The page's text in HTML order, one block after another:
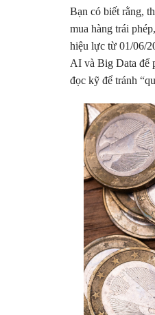
Bạn có biết rằng,
mua hàng trái
hiệu lực từ 01/06/
AI và Big Data để
đọc kỹ để tránh